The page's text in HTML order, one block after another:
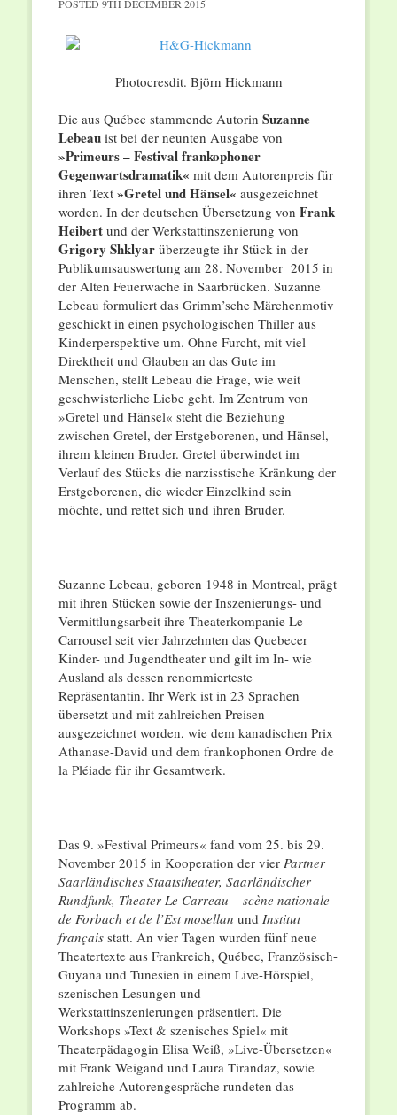
POSTED 9TH DECEMBER 2015
Photocresdit. Björn Hickmann
Die aus Québec stammende Autorin Suzanne
Lebeauist bei der neunten Ausgabe von
»Primeurs – Festival frankophoner
Gegenwartsdramatik« mit dem Autorenpreis für
ihren Text »Gretel und Hänsel« ausgezeichnet
worden. In der deutschen Übersetzung von Frank
Heibertund der Werkstattinszenierung von
Grigory Shklyarüberzeugte ihr Stück in der
Publikumsauswertung am 28. November 2015 in
der Alten Feuerwache in Saarbrücken. Suzanne
Lebeau formuliert das Grimm’sche Märchenmotiv
geschickt in einen psychologischen Thiller aus
Kinderperspektive um. Ohne Furcht, mit viel
Direktheit und Glauben an das Gute im
Menschen, stellt Lebeau die Frage, wie weit
geschwisterliche Liebe geht. Im Zentrum von
»Gretel und Hänsel« steht die Beziehung
zwischen Gretel, der Erstgeborenen, und Hänsel,
ihrem kleinen Bruder. Gretel überwindet im
Verlauf des Stücks die narzisstische Kränkung der
Erstgeborenen, die wieder Einzelkind sein
möchte, und rettet sich und ihren Bruder.
Suzanne Lebeau, geboren 1948 in Montreal, prägt
mit ihren Stücken sowie der Inszenierungs- und
Vermittlungsarbeit ihre Theaterkompanie Le
Carrousel seit vier Jahrzehnten das Quebecer
Kinder- und Jugendtheater und gilt im In- wie
Ausland als dessen renommierteste
Repräsentantin. Ihr Werk ist in 23 Sprachen
übersetzt und mit zahlreichen Preisen
ausgezeichnet worden, wie dem kanadischen Prix
Athanase-David und dem frankophonen Ordre de
la Pléiade für ihr Gesamtwerk.
Das 9. »Festival Primeurs« fand vom 25. bis 29.
November 2015 in Kooperation der vier Partner
Saarländisches Staatstheater, Saarländischer
Rundfunk, Theater Le Carreau – scène nationale
de Forbach et de l’Est mosellan und Institut
françaisstatt. An vier Tagen wurden fünf neue
Theatertexte aus Frankreich, Québec, Französisch-
Guyana und Tunesien in einem Live-Hörspiel,
szenischen Lesungen und
Werkstattinszenierungen präsentiert. Die
Workshops »Text & szenisches Spiel« mit
Theaterpädagogin Elisa Weiß, »Live-Übersetzen«
mit Frank Weigand und Laura Tirandaz, sowie
zahlreiche Autorengespräche rundeten das
Programm ab.